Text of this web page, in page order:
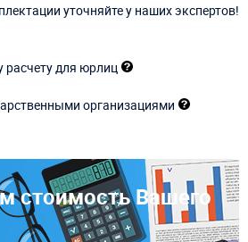
уточняйте у наших экспертов!
расчету для юрлиц
организациями
стоимость Вашего